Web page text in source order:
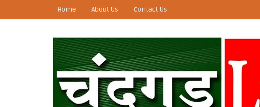
Home About Us Contact Us